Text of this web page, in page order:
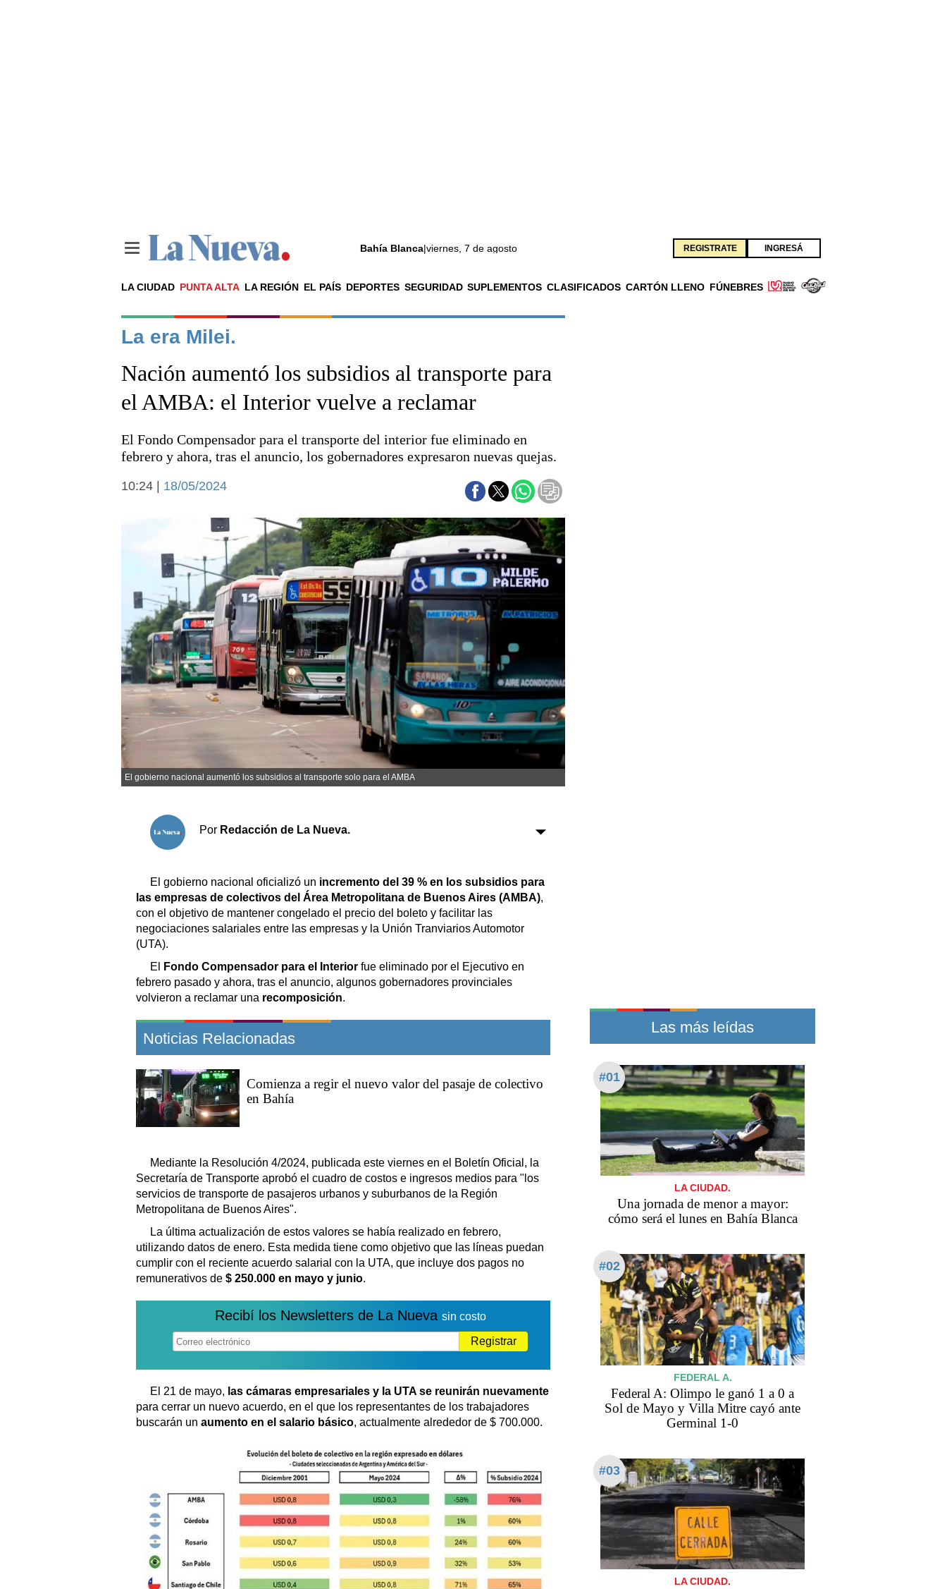
Bahía Blanca|viernes, 7 de agosto REGISTRATE INGRESÁ
LA CIUDAD PUNTA ALTA LA REGIÓN EL PAÍS DEPORTES SEGURIDAD SUPLEMENTOS CLASIFICADOS CARTÓN LLENO FÚNEBRES
Noticias
La ciudad
El país
Seguridad
Deportes
Escenario Olímpico
Liga del Sur
Federal A
Aplausos
Cines
Economía y campo
Economía y finanzas
Con el campo
Espacio empresas
Sociedad y tiempo libre
Sociedad
Tecnología
Turismo
Salud
Es viral
El tiempo
Fúnebres
Horóscopo
Suplementos
Transportes
Loterías
Datos Útiles
Fúnebres
Teléfonos de urgencia
La era Milei.
Nación aumentó los subsidios al transporte para
el AMBA: el Interior vuelve a reclamar
El Fondo Compensador para el transporte del interior fue eliminado en
febrero y ahora, tras el anuncio, los gobernadores expresaron nuevas quejas.
10:24 | 18/05/2024
El gobierno nacional aumentó los subsidios al transporte solo para el AMBA
Por Redacción de La Nueva.
El gobierno nacional oficializó un incremento del 39 % en los subsidios para
las empresas de colectivos del Área Metropolitana de Buenos Aires (AMBA),
con el objetivo de mantener congelado el precio del boleto y facilitar las
negociaciones salariales entre las empresas y la Unión Tranviarios Automotor
(UTA).
El
Fondo Compensador para el Interior fue eliminado por el Ejecutivo en
febrero pasado y ahora, tras el anuncio, algunos gobernadores provinciales
volvieron a reclamar una recomposición.
Noticias Relacionadas
Comienza a regir el nuevo valor del pasaje de colectivo
en Bahía
Mediante la Resolución 4/2024, publicada este viernes en el Boletín Oficial, la
Secretaría de Transporte aprobó el cuadro de costos e ingresos medios para "los
servicios de transporte de pasajeros urbanos y suburbanos de la Región
Metropolitana de Buenos Aires".
La última actualización de estos valores se había realizado en febrero,
utilizando datos de enero. Esta medida tiene como objetivo que las líneas puedan
cumplir con el reciente acuerdo salarial con la UTA, que incluye dos pagos no
remunerativos de $ 250.000 en mayo y junio.
Recibí los Newsletters de La Nueva sin costo
Registrar
El 21 de mayo, las cámaras empresariales y la UTA se reunirán nuevamente
para cerrar un nuevo acuerdo, en el que los representantes de los trabajadores
buscarán un aumento en el salario básico, actualmente alrededor de $ 700.000.
Las más leídas
#01
LA CIUDAD.
Una jornada de menor a mayor:
cómo será el lunes en Bahía Blanca
#02
FEDERAL A.
Federal A: Olimpo le ganó 1 a 0 a
Sol de Mayo y Villa Mitre cayó ante
Germinal 1-0
#03
LA CIUDAD.